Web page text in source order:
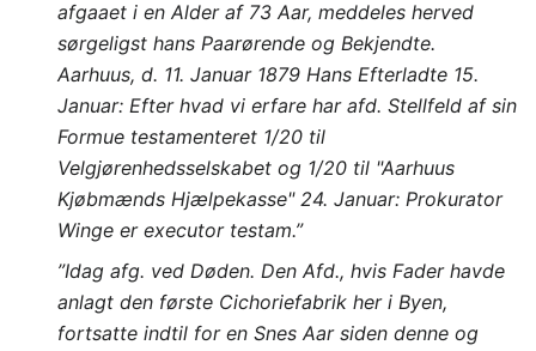
afgaaet i en Alder af 73 Aar, meddeles herved
sørgeligst hans Paarørende og Bekjendte.
Aarhuus, d. 11. Januar 1879 Hans Efterladte 15.
Januar: Efter hvad vi erfare har afd. Stellfeld af sin
Formue testamenteret 1/20 til
Velgjørenhedsselskabet og 1/20 til "Aarhuus
Kjøbmænds Hjælpekasse" 24. Januar: Prokurator
Winge er executor testam.”
”Idag afg. ved Døden. Den Afd., hvis Fader havde
anlagt den første Cichoriefabrik her i Byen,
fortsatte indtil for en Snes Aar siden denne og